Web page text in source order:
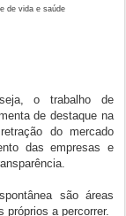
de vida e saúde
o trabalho de
de destaque na
do mercado
das empresas e
são áreas
próprios a percorrer.